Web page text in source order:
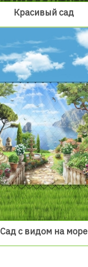
Красивый сад
Сад с видом на море